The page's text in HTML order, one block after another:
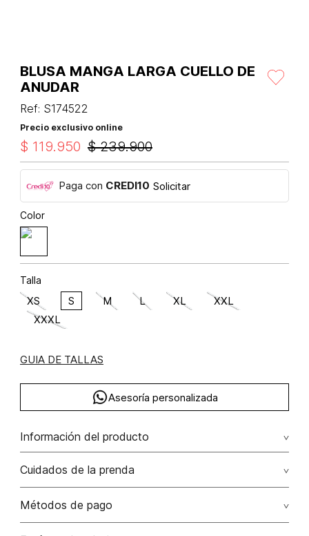
BLUSA MANGA LARGA CUELLO DE
ANUDAR
Ref: S174522
Precio exclusivo online
$ 239.900
$ 119.950
Paga con CREDI10 Solicitar
Color
Talla
XS S M L XL
XXL
XXXL
GUIA DE TALLAS
Asesoría personalizada
Información del producto
Algodón 70% elastano 3% poliamida 27% 70.00%
algodón/cotton27.00% poliamida/polyamide3.00%
elastano/elastane
Cuidados de la prenda
Lavar a mano por separado / no dejar en remojo / no
Métodos de pago